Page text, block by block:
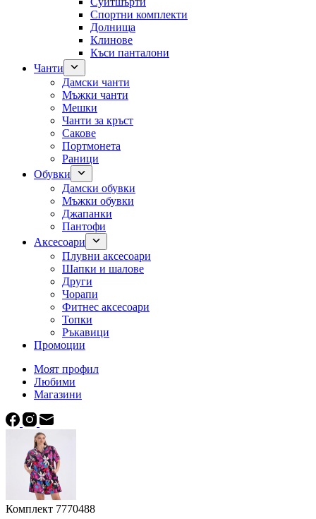
Спортни комплекти
Долнища
Клинове
Къси панталони
Чанти
Дамски чанти
Мъжки чанти
Мешки
Чанти за кръст
Сакове
Портмонета
Раници
Обувки
Дамски обувки
Мъжки обувки
Джапанки
Пантофи
Аксесоари
Плувни аксесоари
Шапки и шалове
Други
Чорапи
Фитнес аксесоари
Топки
Ръкавици
Промоции
Моят профил
Любими
Магазини
Комплект 7770488